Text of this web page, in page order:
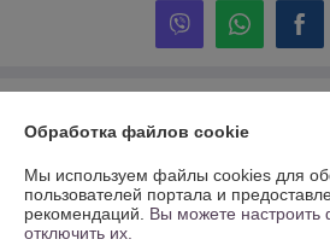
"Контур"
г. Могилёв, ул. К. Маркса, д. 29
Регистрационный номер ЕГР: 700433956
Обработка файлов cookie
Мы используем файлы cookies для
пользователей портала и
рекомендаций. Вы можете
отключить их.